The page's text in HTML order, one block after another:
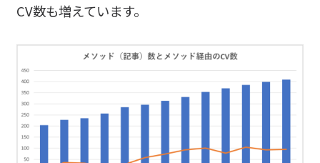
CV数も増えています。